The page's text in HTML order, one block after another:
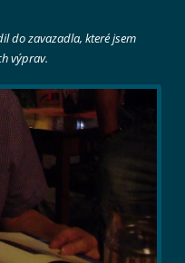
do zavazadla, které jsem
výprav.